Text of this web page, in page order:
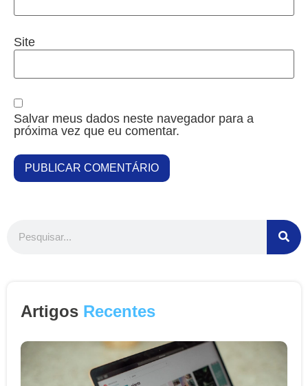
Site
Salvar meus dados neste navegador para a
próxima vez que eu comentar.
Artigos Recentes